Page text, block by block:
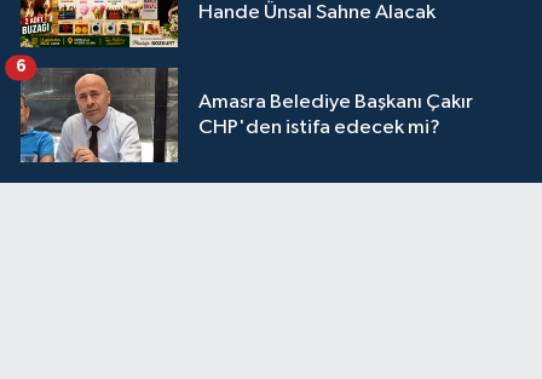
Hande Ünsal Sahne Alacak
Amasra Belediye Başkanı Çakır
CHP'den istifa edecek mi?
6